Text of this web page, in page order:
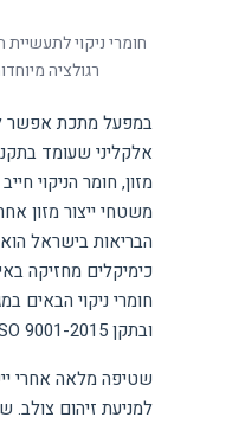
חומרי ניקוי
רגולציה
במפעל מתכת אפשר
אלקליני שעומד
מזון, חומר הניקוי
משטחי ייצור מזון
הבריאות בישראל
כימיקלים מחזיקה
חומרי ניקוי הבאים
ובתקן ISO 9001-2015.
שטיפה מלאה אחרי
למניעת זיהום צולב.